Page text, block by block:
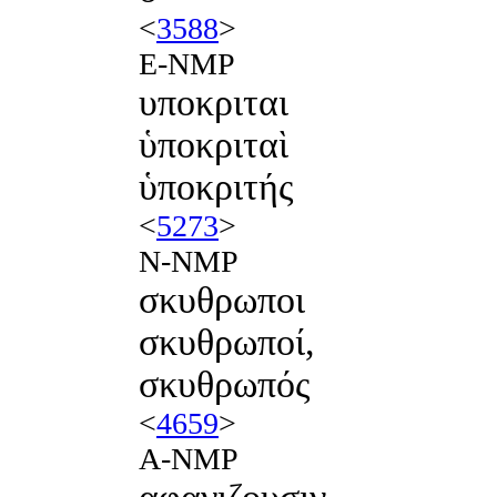
<3588>
E-NMP
υποκριται
ὑποκριταὶ
ὑποκριτής
<5273>
N-NMP
σκυθρωποι
σκυθρωποί,
σκυθρωπός
<4659>
A-NMP